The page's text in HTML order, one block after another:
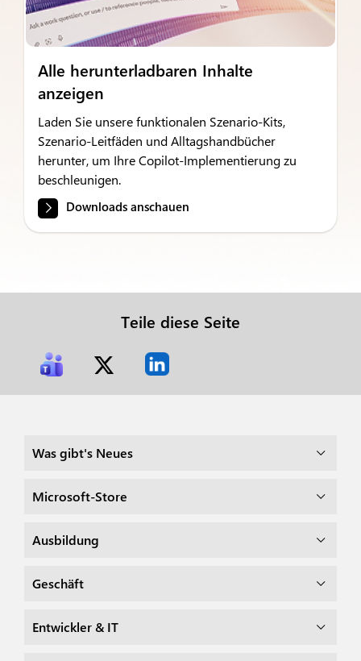
Alle herunterladbaren Inhalte
anzeigen
Laden Sie unsere funktionalen Szenario-Kits,
Szenario-Leitfäden und Alltagshandbücher
herunter, um Ihre Copilot-Implementierung zu
beschleunigen.
Downloads anschauen
Teile diese Seite
Was gibt's Neues
Microsoft-Store
Ausbildung
Geschäft
Entwickler & IT